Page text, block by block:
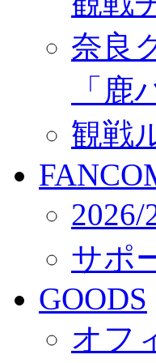
奈良
「鹿
観戦
サポ
GOODS
オフ